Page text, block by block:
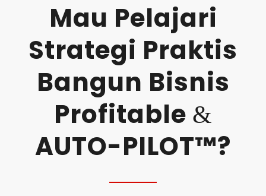
Mau Pelajari
Strategi Praktis
Bangun Bisnis
Profitable &
AUTO-PILOT™?